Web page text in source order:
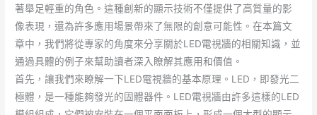
著舉足輕重的角色。這種創新的顯示技術不僅提供了高質量的影
像表現，還為許多應用場景帶來了無限的創意可能性。在本篇文
章中，我們將從專家的角度來分享關於LED電視牆的相關知識，並
通過具體的例子來幫助讀者深入瞭解其應用和價值。
首先，讓我們來瞭解一下LED電視牆的基本原理。LED，即發光二
極體，是一種能夠發光的固體器件。LED電視牆由許多這樣的LED